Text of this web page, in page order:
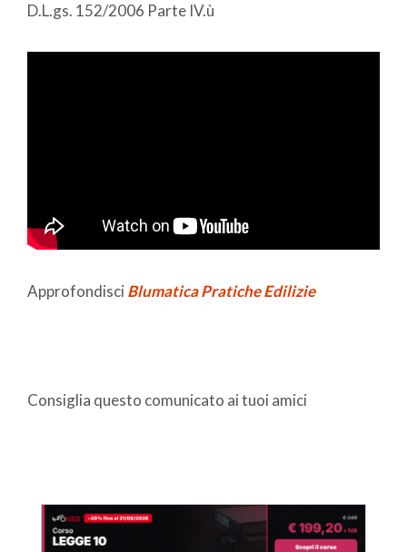
D.L.gs. 152/2006 Parte IV.ù
Approfondisci Blumatica Pratiche Edilizie
Consiglia questo comunicato ai tuoi amici